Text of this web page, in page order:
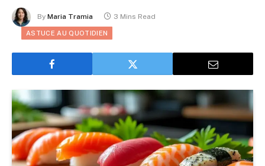
By Maria Tramia 3 Mins Read
ASTUCE AU QUOTIDIEN